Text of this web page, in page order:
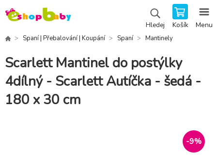
Hledej Košík Menu
Spaní | Přebalování | Koupání Spaní Mantinely
Scarlett Mantinel do postýlky
4dílný - Scarlett Autíčka - šedá -
180 x 30 cm
-9%